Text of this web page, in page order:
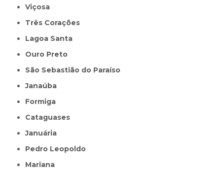
Viçosa
Três Corações
Lagoa Santa
Ouro Preto
São Sebastião do Paraíso
Janaúba
Formiga
Cataguases
Januária
Pedro Leopoldo
Mariana